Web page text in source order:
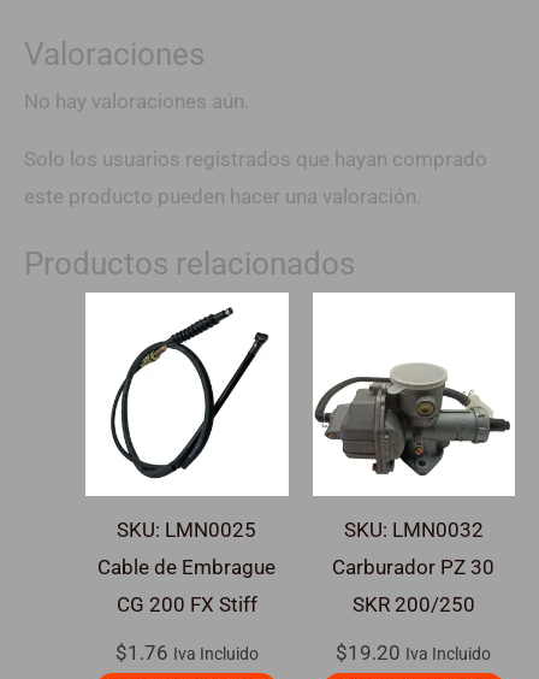
Valoraciones
No hay valoraciones aún.
Solo los usuarios registrados que hayan comprado
este producto pueden hacer una valoración.
Productos relacionados
SKU: LMN0025
Cable de Embrague
CG 200 FX Stiff
$1.76 Iva Incluido
SKU: LMN0032
Carburador PZ 30
SKR 200/250
$19.20 Iva Incluido